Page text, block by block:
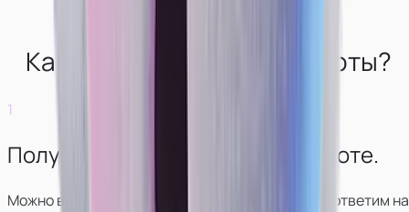
Как выглядит начало работы?
1
Получите консультацию по работе.
Можно в чате или звонке. Мы свяжемся с вами, ответим на